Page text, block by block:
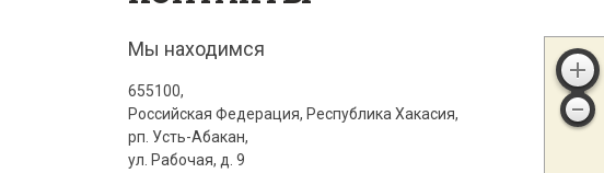
Мы находимся
655100,
Российская Федерация, Республика Хакасия,
рп. Усть-Абакан,
ул. Рабочая, д. 9